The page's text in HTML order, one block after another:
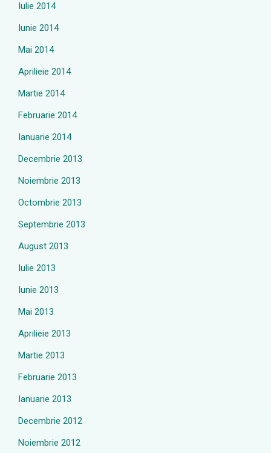
Iulie 2014
Iunie 2014
Mai 2014
Aprilieie 2014
Martie 2014
Februarie 2014
Ianuarie 2014
Decembrie 2013
Noiembrie 2013
Octombrie 2013
Septembrie 2013
August 2013
Iulie 2013
Iunie 2013
Mai 2013
Aprilieie 2013
Martie 2013
Februarie 2013
Ianuarie 2013
Decembrie 2012
Noiembrie 2012